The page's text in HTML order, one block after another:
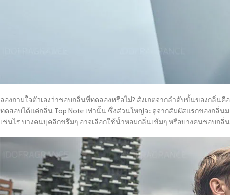
ลองถามใจตัวเองว่าชอบกลิ่นที่ทดลองหรือไม่? สังเกตจากลำดับขั้นของกลิ่นคื
ทดสอบได้แค่กลิ่น Top Note เท่านั้น ซึ่งส่วนใหญ่จะดูจากสัมผัสแรกของกลิ่
เช่นไร บางคนบุคลิกขรึมๆ อาจเลือกใช้น้ำหอมกลิ่นเข้มๆ หรือบางคนชอบกลิ่